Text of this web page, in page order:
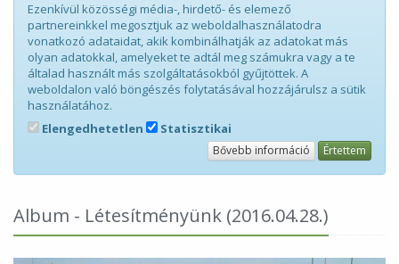
Ezenkívül közösségi média-, hirdető- és elemező
partnereinkkel megosztjuk az weboldalhasználatodra
vonatkozó adataidat, akik kombinálhatják az adatokat más
olyan adatokkal, amelyeket te adtál meg számukra vagy a te
általad használt más szolgáltatásokból gyűjtöttek. A
weboldalon való böngészés folytatásával hozzájárulsz a sütik
használatához.
Elengedhetetlen
Statisztikai
Bővebb információ Értettem
Album - Létesítményünk (2016.04.28.)